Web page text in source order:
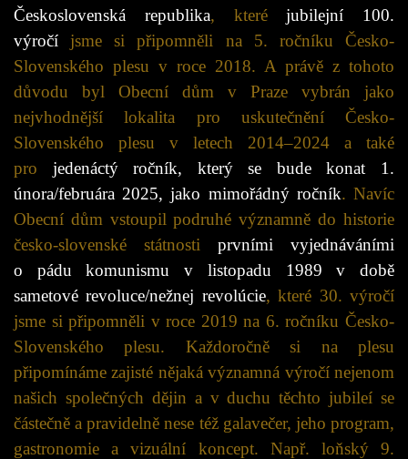
Československá republika, kteréjubilejní 100.
výročí jsme si připomněli na 5. ročníku Česko-
Slovenského plesu v roce 2018. A právě z tohoto
důvodu byl Obecní dům v Praze vybrán jako
nejvhodnější lokalita pro uskutečnění Česko-
Slovenského plesu v letech 2014–2024 a také
pro jedenáctý ročník, který se bude konat 1.
února/februára 2025, jako mimořádný ročník. Navíc
Obecní dům vstoupil podruhé významně do historie
česko-slovenské státnosti prvními vyjednáváními
o pádu komunismu v listopadu 1989 v době
sametové revoluce/nežnej revolúcie, které 30. výročí
jsme si připomněli v roce 2019 na 6. ročníku Česko-
Slovenského plesu. Každoročně si na plesu
připomínáme zajisté nějaká významná výročí nejenom
našich společných dějin a v duchu těchto jubileí se
částečně a pravidelně nese též galavečer, jeho program,
gastronomie a vizuální koncept. Např. loňský 9.